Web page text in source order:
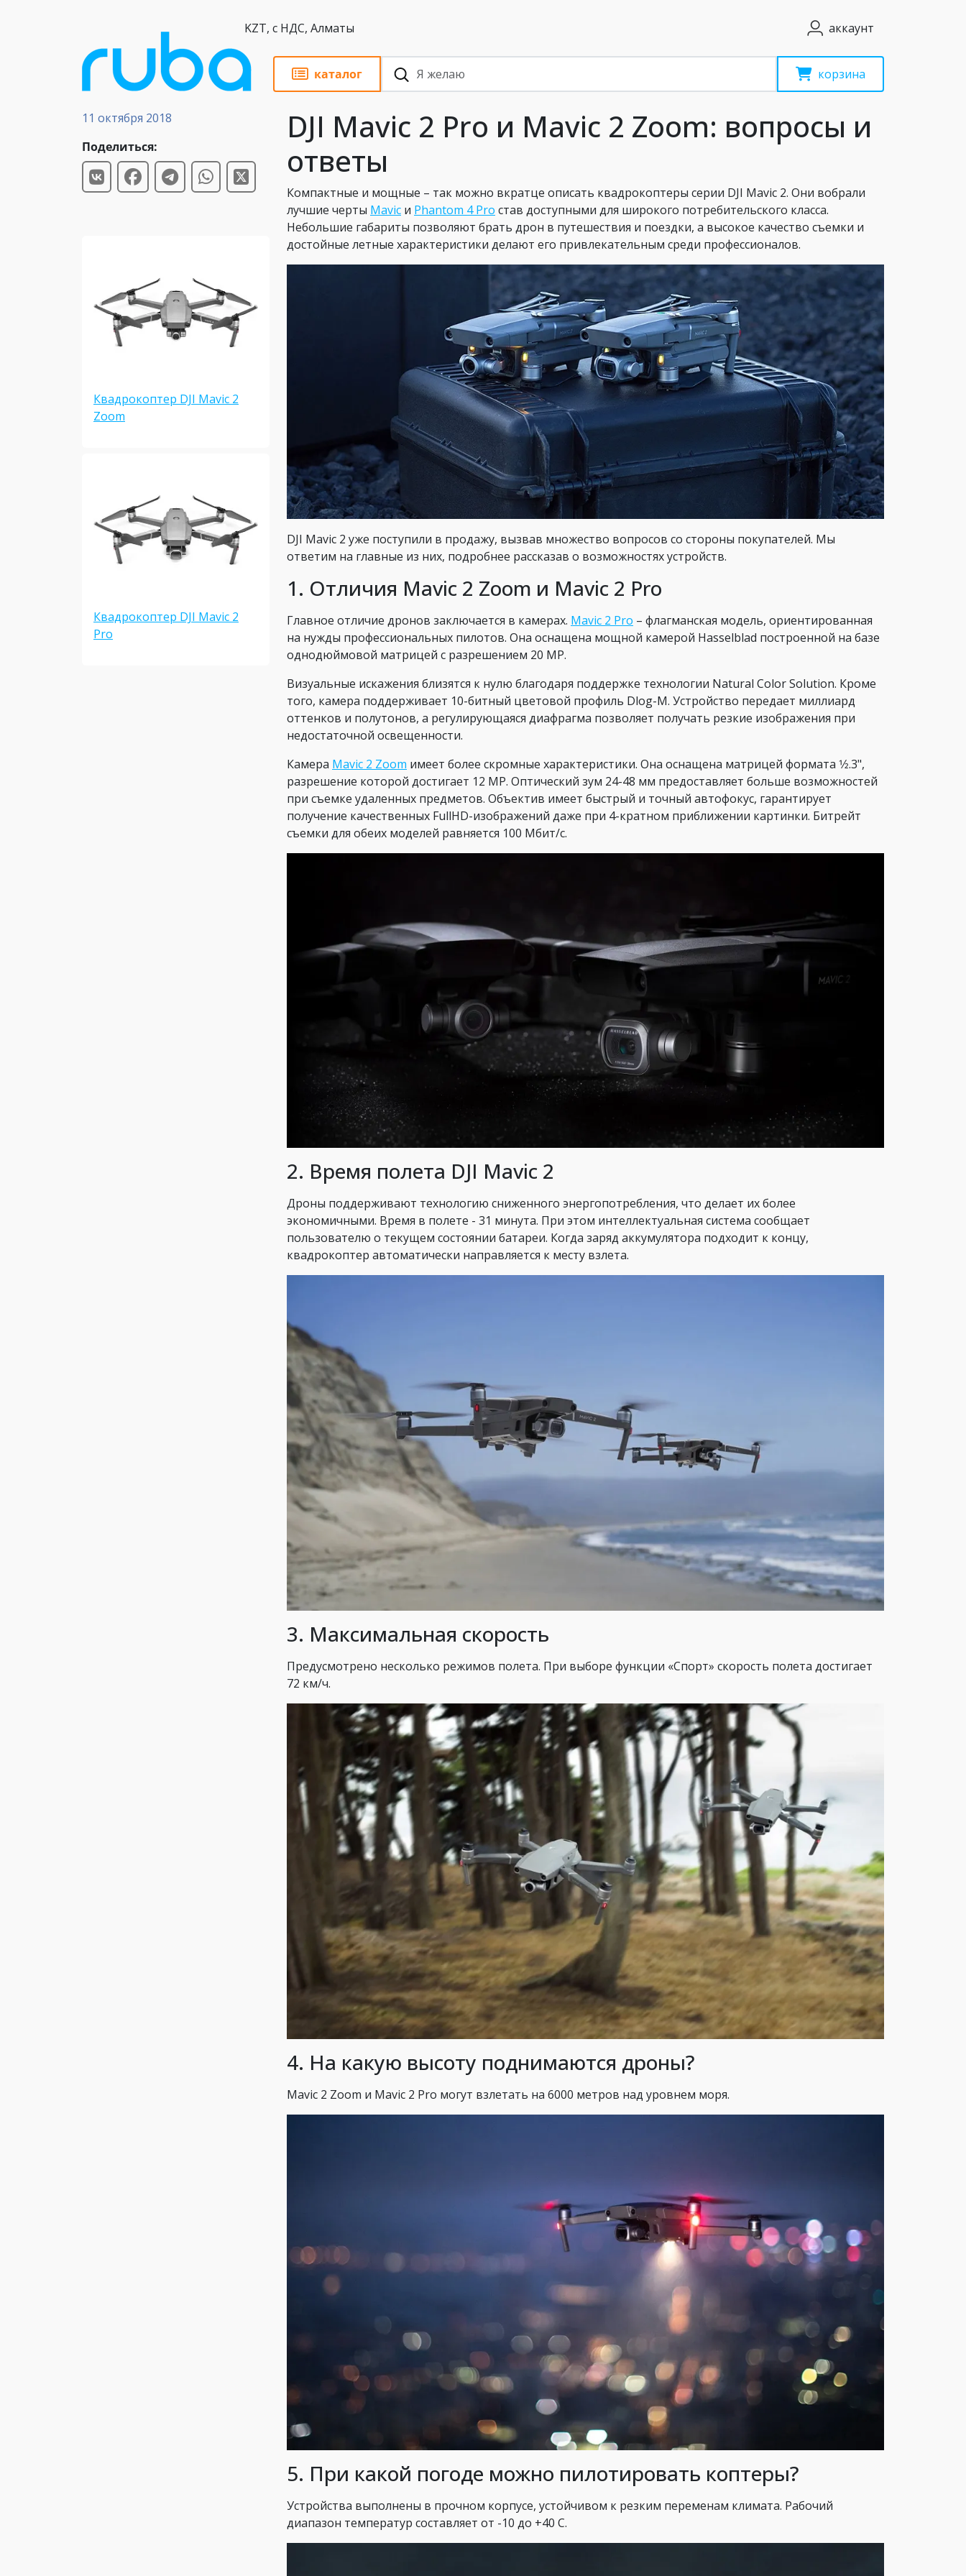
KZT, с НДС, Алматы аккаунт
каталог корзина
Статьи
11 октября 2018
Поделиться:
Квадрокоптер DJI Mavic 2
Zoom
Квадрокоптер DJI Mavic 2
Pro
DJI Mavic 2 Pro и Mavic 2 Zoom: вопросы и
ответы
Компактные и мощные – так можно вкратце описать квадрокоптеры серии DJI Mavic 2. Они вобрали
лучшие черты Mavic и Phantom 4 Pro став доступными для широкого потребительского класса.
Небольшие габариты позволяют брать дрон в путешествия и поездки, а высокое качество съемки и
достойные летные характеристики делают его привлекательным среди профессионалов.
DJI Mavic 2 уже поступили в продажу, вызвав множество вопросов со стороны покупателей. Мы
ответим на главные из них, подробнее рассказав о возможностях устройств.
1. Отличия Mavic 2 Zoom и Mavic 2 Pro
Главное отличие дронов заключается в камерах. Mavic 2 Pro – флагманская модель, ориентированная
на нужды профессиональных пилотов. Она оснащена мощной камерой Hasselblad построенной на базе
однодюймовой матрицей с разрешением 20 MP.
Визуальные искажения близятся к нулю благодаря поддержке технологии Natural Color Solution. Кроме
того, камера поддерживает 10-битный цветовой профиль Dlog-M. Устройство передает миллиард
оттенков и полутонов, а регулирующаяся диафрагма позволяет получать резкие изображения при
недостаточной освещенности.
Камера Mavic 2 Zoom имеет более скромные характеристики. Она оснащена матрицей формата 1⁄2.3",
разрешение которой достигает 12 MP. Оптический зум 24-48 мм предоставляет больше возможностей
при съемке удаленных предметов. Объектив имеет быстрый и точный автофокус, гарантирует
получение качественных FullHD-изображений даже при 4-кратном приближении картинки. Битрейт
съемки для обеих моделей равняется 100 Мбит/с.
2. Время полета DJI Mavic 2
Дроны поддерживают технологию сниженного энергопотребления, что делает их более
экономичными. Время в полете - 31 минута. При этом интеллектуальная система сообщает
пользователю о текущем состоянии батареи. Когда заряд аккумулятора подходит к концу,
квадрокоптер автоматически направляется к месту взлета.
3. Максимальная скорость
Предусмотрено несколько режимов полета. При выборе функции «Спорт» скорость полета достигает
72 км/ч.
4. На какую высоту поднимаются дроны?
Mavic 2 Zoom и Mavic 2 Pro могут взлетать на 6000 метров над уровнем моря.
5. При какой погоде можно пилотировать коптеры?
Устройства выполнены в прочном корпусе, устойчивом к резким переменам климата. Рабочий
диапазон температур составляет от -10 до +40 С.